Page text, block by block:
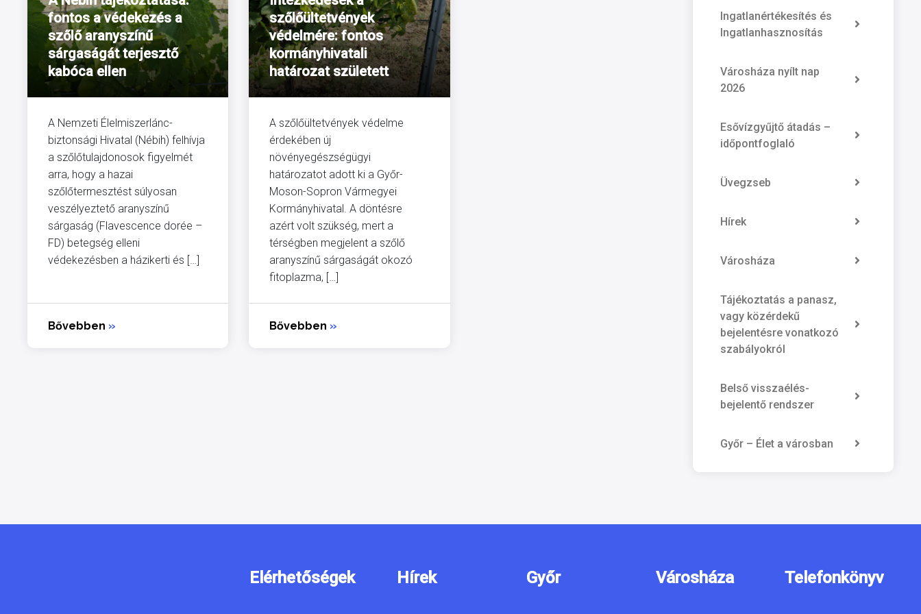
fontos a védekezés a
szőlő aranyszínű
sárgaságát terjesztő
kabóca ellen
A Nemzeti Élelmiszerlánc-
biztonsági Hivatal (Nébih) felhívja
a szőlőtulajdonosok figyelmét
arra, hogy a hazai
szőlőtermesztést súlyosan
veszélyeztető aranyszínű
sárgaság (Flavescence dorée –
FD) betegség elleni
védekezésben a házikerti és […]
Bővebben »
szőlőültetvények
védelmére: fontos
kormányhivatali
határozat született
A szőlőültetvények védelme
érdekében új
növényegészségügyi
határozatot adott ki a Győr-
Moson-Sopron Vármegyei
Kormányhivatal. A döntésre
azért volt szükség, mert a
térségben megjelent a szőlő
aranyszínű sárgaságát okozó
fitoplazma, […]
Bővebben »
Ingatlanértékesítés és
Ingatlanhasznosítás
Városháza nyílt nap
2026
Esővízgyűjtő átadás –
időpontfoglaló
Üvegzseb
Hírek
Városháza
Tájékoztatás a panasz,
vagy közérdekű
bejelentésre vonatkozó
szabályokról
Belső visszaélés-
bejelentő rendszer
Győr – Élet a városban
Elérhetőségek Hírek Győr Városháza Telefonkönyv